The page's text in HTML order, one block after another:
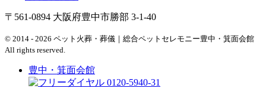
〒561-0894 大阪府豊中市勝部 3-1-40
© 2014 - 2026 ペット火葬・葬儀｜総合ペットセレモニー豊中・箕面会館
All rights reserved.
豊中・箕面会館
0120-5940-31